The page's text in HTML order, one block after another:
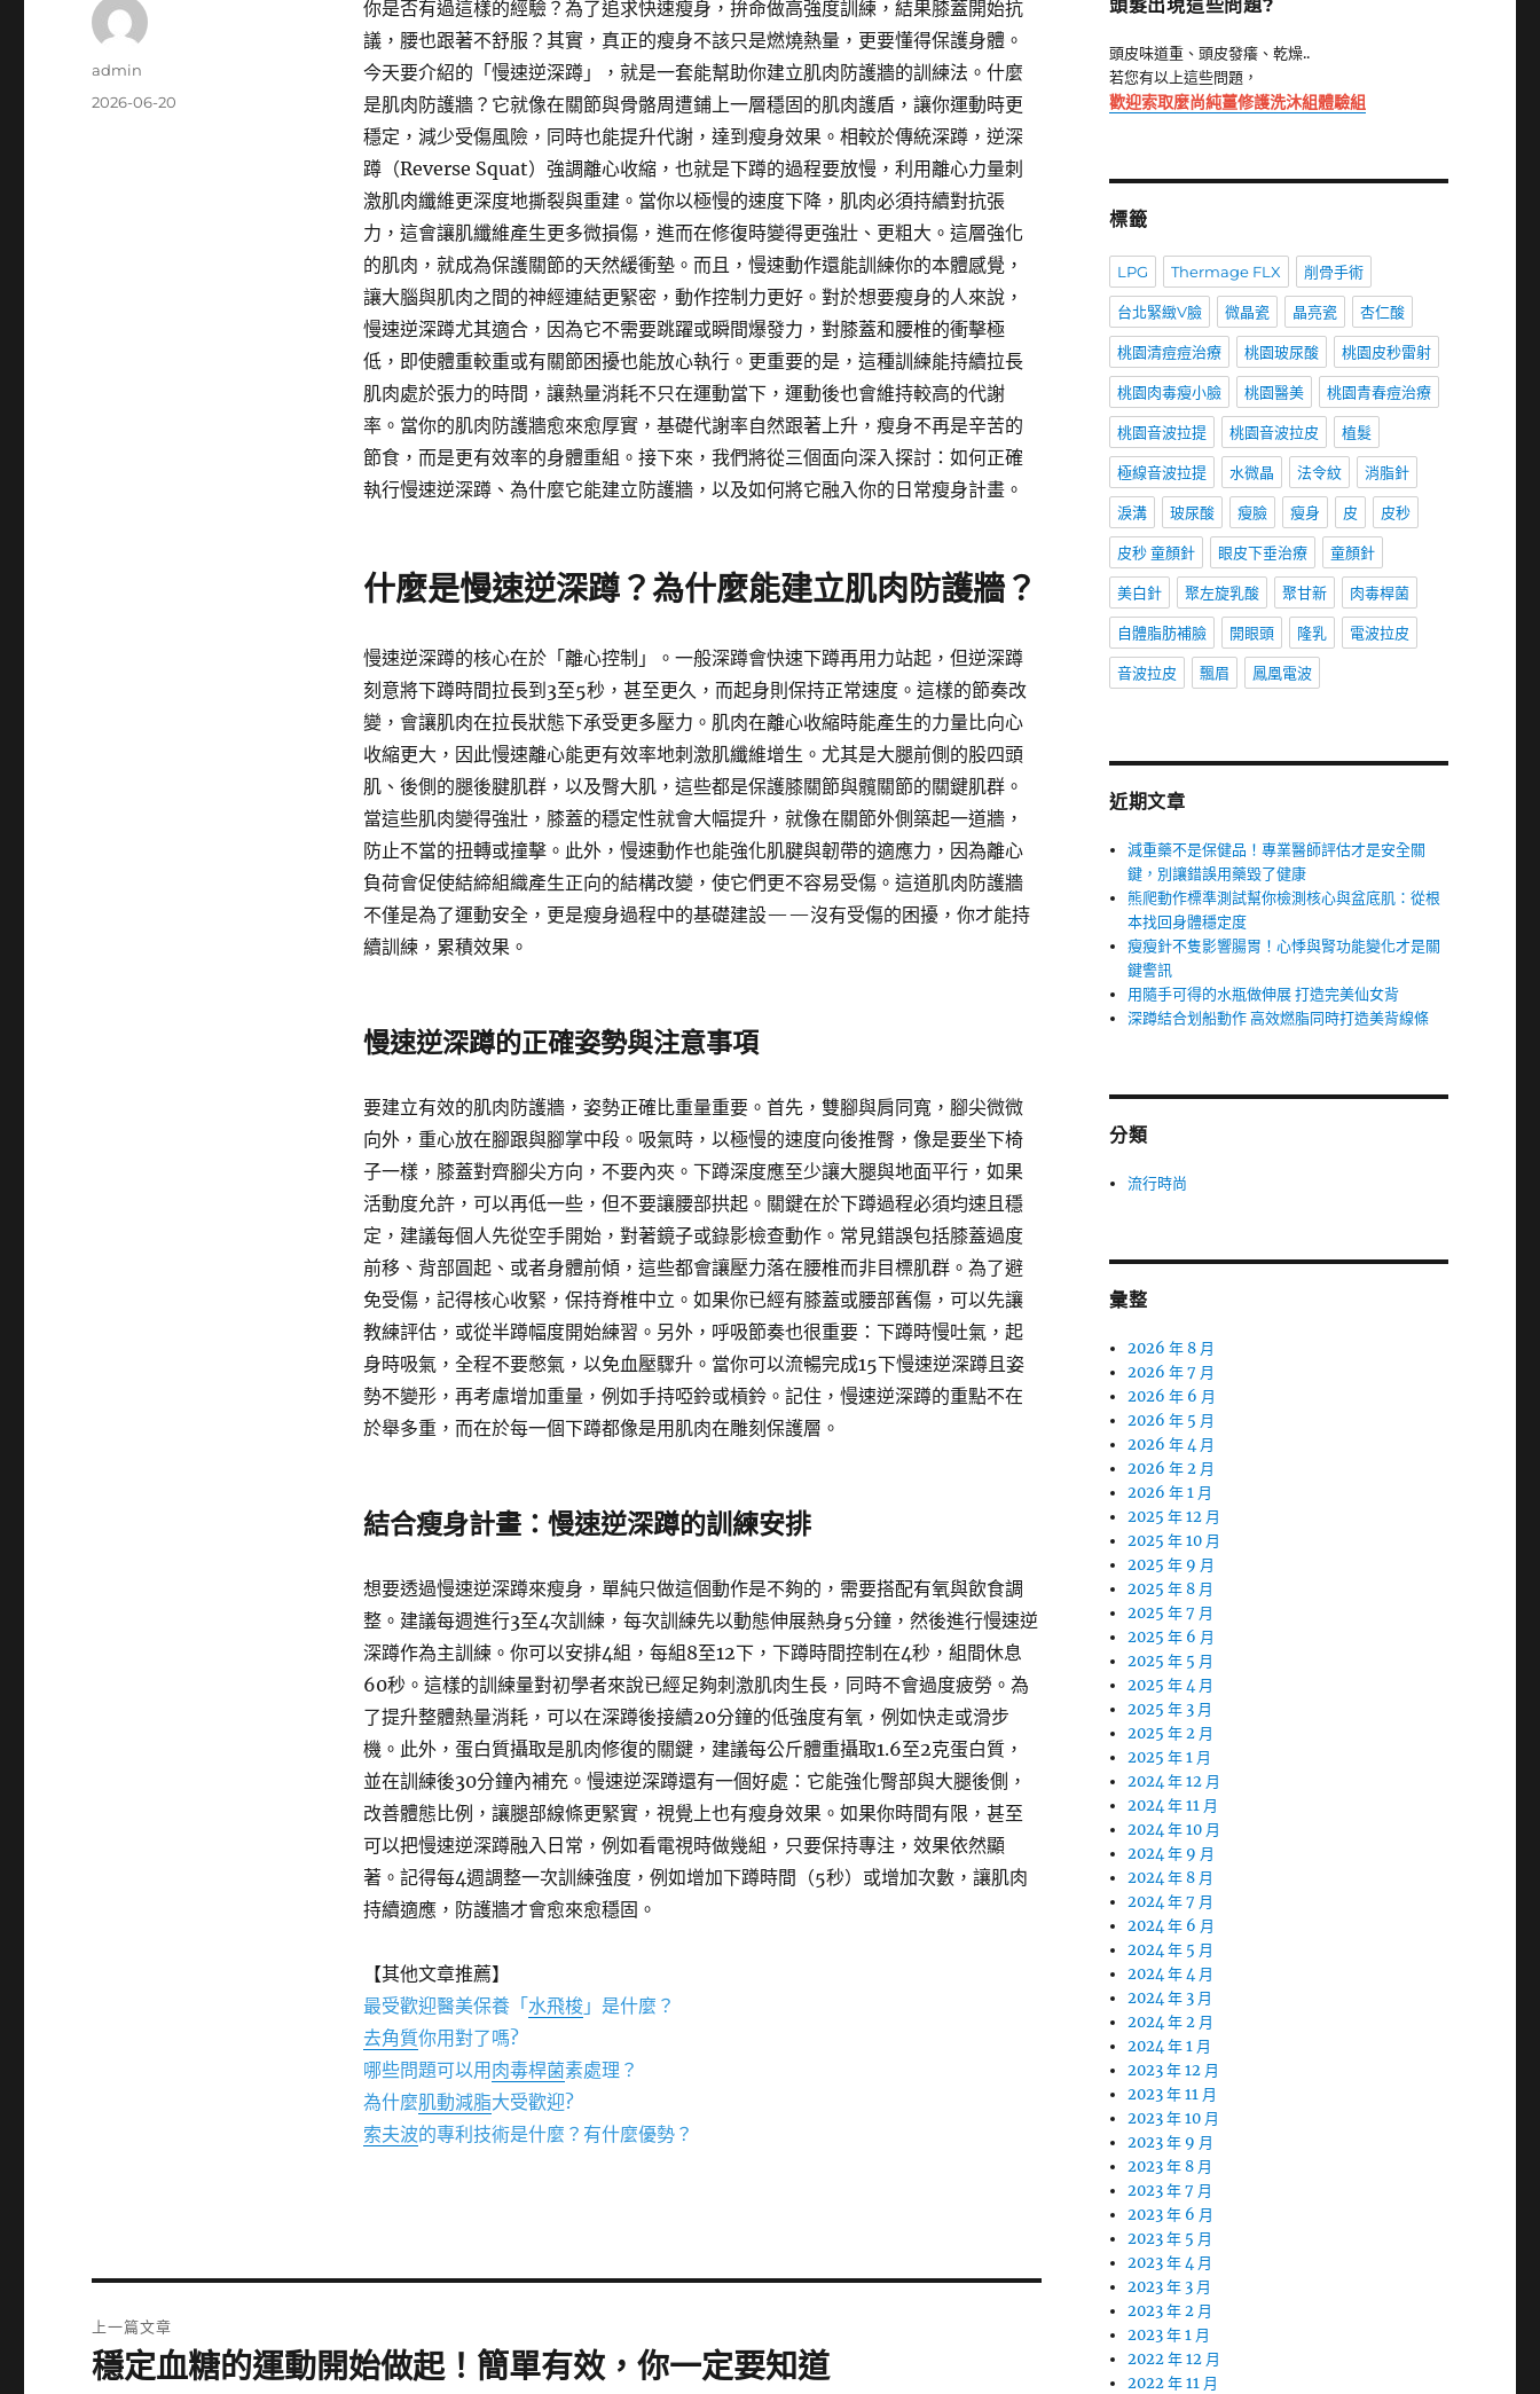
你是否有過這樣的經驗？為了追求快速瘦身，拚命做高強度訓練，結果膝蓋開始抗
議，腰也跟著不舒服？其實，真正的瘦身不該只是燃燒熱量，更要懂得保護身體。
今天要介紹的「慢速逆深蹲」，就是一套能幫助你建立肌肉防護牆的訓練法。什麼
是肌肉防護牆？它就像在關節與骨骼周遭鋪上一層穩固的肌肉護盾，讓你運動時更
穩定，減少受傷風險，同時也能提升代謝，達到瘦身效果。相較於傳統深蹲，逆深
蹲（Reverse Squat）強調離心收縮，也就是下蹲的過程要放慢，利用離心力量刺
激肌肉纖維更深度地撕裂與重建。當你以極慢的速度下降，肌肉必須持續對抗張
力，這會讓肌纖維產生更多微損傷，進而在修復時變得更強壯、更粗大。這層強化
的肌肉，就成為保護關節的天然緩衝墊。而且，慢速動作還能訓練你的本體感覺，
讓大腦與肌肉之間的神經連結更緊密，動作控制力更好。對於想要瘦身的人來說，
慢速逆深蹲尤其適合，因為它不需要跳躍或瞬間爆發力，對膝蓋和腰椎的衝擊極
低，即使體重較重或有關節困擾也能放心執行。更重要的是，這種訓練能持續拉長
肌肉處於張力的時間，讓熱量消耗不只在運動當下，運動後也會維持較高的代謝
率。當你的肌肉防護牆愈來愈厚實，基礎代謝率自然跟著上升，瘦身不再是辛苦的
節食，而是更有效率的身體重組。接下來，我們將從三個面向深入探討：如何正確
執行慢速逆深蹲、為什麼它能建立防護牆，以及如何將它融入你的日常瘦身計畫。
什麼是慢速逆深蹲？為什麼能建立肌肉防護牆？
慢速逆深蹲的核心在於「離心控制」。一般深蹲會快速下蹲再用力站起，但逆深蹲
刻意將下蹲時間拉長到3至5秒，甚至更久，而起身則保持正常速度。這樣的節奏改
變，會讓肌肉在拉長狀態下承受更多壓力。肌肉在離心收縮時能產生的力量比向心
收縮更大，因此慢速離心能更有效率地刺激肌纖維增生。尤其是大腿前側的股四頭
肌、後側的腿後腱肌群，以及臀大肌，這些都是保護膝關節與髖關節的關鍵肌群。
當這些肌肉變得強壯，膝蓋的穩定性就會大幅提升，就像在關節外側築起一道牆，
防止不當的扭轉或撞擊。此外，慢速動作也能強化肌腱與韌帶的適應力，因為離心
負荷會促使結締組織產生正向的結構改變，使它們更不容易受傷。這道肌肉防護牆
不僅是為了運動安全，更是瘦身過程中的基礎建設——沒有受傷的困擾，你才能持
續訓練，累積效果。
慢速逆深蹲的正確姿勢與注意事項
要建立有效的肌肉防護牆，姿勢正確比重量重要。首先，雙腳與肩同寬，腳尖微微
向外，重心放在腳跟與腳掌中段。吸氣時，以極慢的速度向後推臀，像是要坐下椅
子一樣，膝蓋對齊腳尖方向，不要內夾。下蹲深度應至少讓大腿與地面平行，如果
活動度允許，可以再低一些，但不要讓腰部拱起。關鍵在於下蹲過程必須均速且穩
定，建議每個人先從空手開始，對著鏡子或錄影檢查動作。常見錯誤包括膝蓋過度
前移、背部圓起、或者身體前傾，這些都會讓壓力落在腰椎而非目標肌群。為了避
免受傷，記得核心收緊，保持脊椎中立。如果你已經有膝蓋或腰部舊傷，可以先讓
教練評估，或從半蹲幅度開始練習。另外，呼吸節奏也很重要：下蹲時慢吐氣，起
身時吸氣，全程不要憋氣，以免血壓驟升。當你可以流暢完成15下慢速逆深蹲且姿
勢不變形，再考慮增加重量，例如手持啞鈴或槓鈴。記住，慢速逆深蹲的重點不在
於舉多重，而在於每一個下蹲都像是用肌肉在雕刻保護層。
結合瘦身計畫：慢速逆深蹲的訓練安排
想要透過慢速逆深蹲來瘦身，單純只做這個動作是不夠的，需要搭配有氧與飲食調
整。建議每週進行3至4次訓練，每次訓練先以動態伸展熱身5分鐘，然後進行慢速逆
深蹲作為主訓練。你可以安排4組，每組8至12下，下蹲時間控制在4秒，組間休息
60秒。這樣的訓練量對初學者來說已經足夠刺激肌肉生長，同時不會過度疲勞。為
了提升整體熱量消耗，可以在深蹲後接續20分鐘的低強度有氧，例如快走或滑步
機。此外，蛋白質攝取是肌肉修復的關鍵，建議每公斤體重攝取1.6至2克蛋白質，
並在訓練後30分鐘內補充。慢速逆深蹲還有一個好處：它能強化臀部與大腿後側，
改善體態比例，讓腿部線條更緊實，視覺上也有瘦身效果。如果你時間有限，甚至
可以把慢速逆深蹲融入日常，例如看電視時做幾組，只要保持專注，效果依然顯
著。記得每4週調整一次訓練強度，例如增加下蹲時間（5秒）或增加次數，讓肌肉
持續適應，防護牆才會愈來愈穩固。
【其他文章推薦】
最受歡迎醫美保養「 水飛梭」是什麼？
去角質你用對了嗎?
哪些問題可以用 肉毒桿菌素處理？
為什麼肌動減脂大受歡迎?
索夫波的專利技術是什麼？有什麼優勢？
作
admin
發
2026-06-20
章
上一篇文章
上
穩定血糖的運動開始做起！簡單有效，你一定要知道
頭髮出現這些問題?
頭皮味道重、頭皮發癢、乾燥..
若您有以上這些問題，
歡迎索取麼尚純薑修護洗沐組體驗組
標籤
LPG Thermage FLX 削骨手術
台北緊緻V臉 微晶瓷 晶亮瓷 杏仁酸
桃園清痘痘治療 桃園玻尿酸 桃園皮秒雷射
桃園肉毒瘦小臉 桃園醫美 桃園青春痘治療
桃園音波拉提 桃園音波拉皮 植髮
極線音波拉提 水微晶 法令紋 消脂針
淚溝 玻尿酸 瘦臉 瘦身 皮 皮秒
皮秒 童顏針 眼皮下垂治療 童顏針
美白針 聚左旋乳酸 聚甘新 肉毒桿菌
自體脂肪補臉 開眼頭 隆乳 電波拉皮
音波拉皮 飄眉 鳳凰電波
近期文章
減重藥不是保健品！專業醫師評估才是安全關
鍵，別讓錯誤用藥毀了健康
熊爬動作標準測試幫你檢測核心與盆底肌：從根
本找回身體穩定度
瘦瘦針不隻影響腸胃！心悸與腎功能變化才是關
鍵警訊
用隨手可得的水瓶做伸展 打造完美仙女背
深蹲結合划船動作 高效燃脂同時打造美背線條
分類
流行時尚
彙整
2026 年 8 月
2026 年 7 月
2026 年 6 月
2026 年 5 月
2026 年 4 月
2026 年 2 月
2026 年 1 月
2025 年 12 月
2025 年 10 月
2025 年 9 月
2025 年 8 月
2025 年 7 月
2025 年 6 月
2025 年 5 月
2025 年 4 月
2025 年 3 月
2025 年 2 月
2025 年 1 月
2024 年 12 月
2024 年 11 月
2024 年 10 月
2024 年 9 月
2024 年 8 月
2024 年 7 月
2024 年 6 月
2024 年 5 月
2024 年 4 月
2024 年 3 月
2024 年 2 月
2024 年 1 月
2023 年 12 月
2023 年 11 月
2023 年 10 月
2023 年 9 月
2023 年 8 月
2023 年 7 月
2023 年 6 月
2023 年 5 月
2023 年 4 月
2023 年 3 月
2023 年 2 月
2023 年 1 月
2022 年 12 月
2022 年 11 月